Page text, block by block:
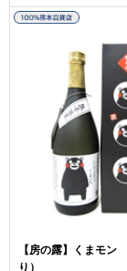
【房の露】くまモン
り）